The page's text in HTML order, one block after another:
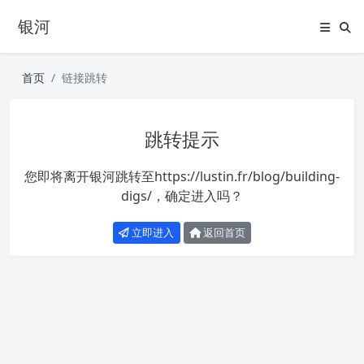
银河
首页 链接跳转
跳转提示
您即将离开银河跳转至https://lustin.fr/blog/building-
digs/ ，确定进入吗？
立即进入 返回首页